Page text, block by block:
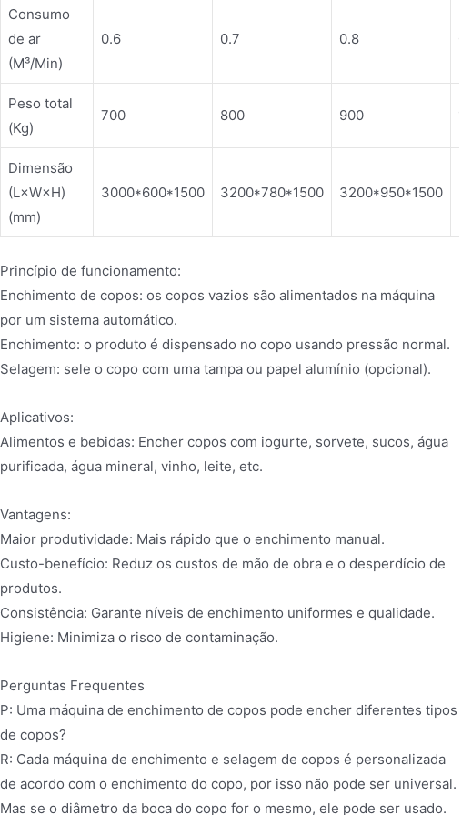
Consumo
de ar
(M³/Min)
0.6 0.7 0.8
Peso total
(Kg)
700 800 900
Dimensão
(L×W×H)
(mm)
3000*600*1500 3200*780*1500 3200*950*1500
Princípio de funcionamento:
Enchimento de copos: os copos vazios são alimentados na máquina
por um sistema automático.
Enchimento: o produto é dispensado no copo usando pressão normal.
Selagem: sele o copo com uma tampa ou papel alumínio (opcional).
Aplicativos:
Alimentos e bebidas: Encher copos com iogurte, sorvete, sucos, água
purificada, água mineral, vinho, leite, etc.
Vantagens:
Maior produtividade: Mais rápido que o enchimento manual.
Custo-benefício: Reduz os custos de mão de obra e o desperdício de
produtos.
Consistência: Garante níveis de enchimento uniformes e qualidade.
Higiene: Minimiza o risco de contaminação.
Perguntas Frequentes
P: Uma máquina de enchimento de copos pode encher diferentes tipos
de copos?
R: Cada máquina de enchimento e selagem de copos é personalizada
de acordo com o enchimento do copo, por isso não pode ser universal.
Mas se o diâmetro da boca do copo for o mesmo, ele pode ser usado.